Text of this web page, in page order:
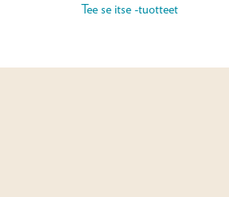
Tee se itse -tuotteet